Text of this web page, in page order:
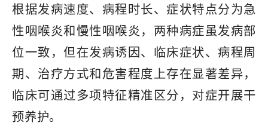
根据发病速度、病程时长、症状特点分为急
性咽喉炎和慢性咽喉炎，两种病症虽发病部
位一致，但在发病诱因、临床症状、病程周
期、治疗方式和危害程度上存在显著差异，
临床可通过多项特征精准区分，对症开展干
预养护。